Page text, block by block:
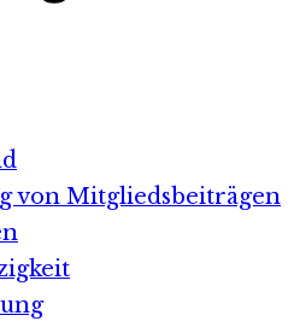
von Mitgliedsbeiträgen